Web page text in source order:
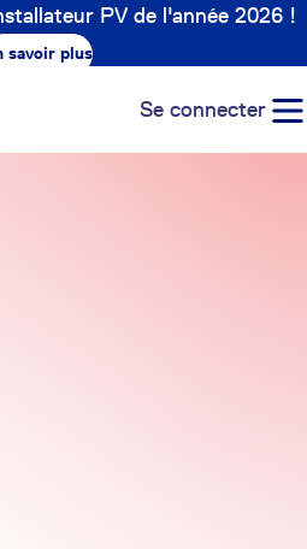
PV de l'année 2026 !
savoir plus
Se connecter